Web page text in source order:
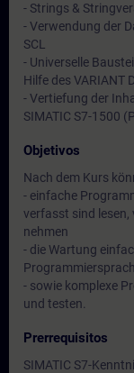
- Strings &
- Verwendung der
SCL
- Universelle
Hilfe des VARIANT
- Vertiefung der
SIMATIC S7-1500
Objetivos
Nach dem Kurs
- einfache
verfasst sind lesen,
nehmen
- die Wartung
- sowie komplexe
und testen.
Prerrequisitos
SIMATIC S7-